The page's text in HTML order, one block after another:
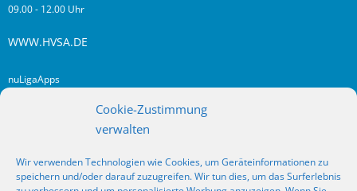
Cookie-Zustimmung
verwalten
Wir verwenden Technologien wie Cookies, um Geräteinformationen zu
speichern und/oder darauf zuzugreifen. Wir tun dies, um das Surferlebnis
09.00 - 12.00 Uhr
WWW.HVSA.DE
nuLigaApps
RSS
Fragen? Kontakt!